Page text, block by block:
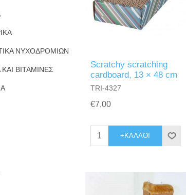
ΝΥΧΟΔΡΟΜΙΩΝ
ΒΙΤΑΜΙΝΕΣ
Scratchy scratching
cardboard, 13 × 48 cm
TRI-4327
€7,00
+ΚΑΛΆΘΙ